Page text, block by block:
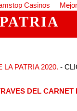
Casinos
PATRIA 2020. -
DEL CARNET